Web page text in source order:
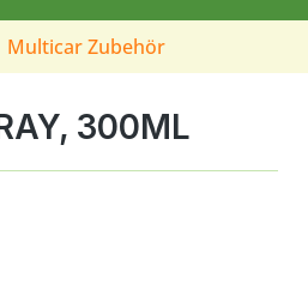
Multicar Zubehör
300ML